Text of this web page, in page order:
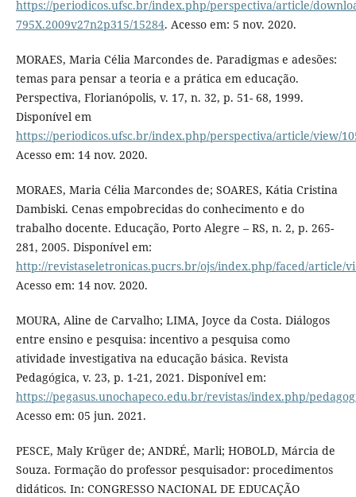
https://periodicos.ufsc.br/index.php/perspectiva/article/
795X.2009v27n2p315/15284. Acesso em: 5 nov. 2020.
MORAES, Maria Célia Marcondes de. Paradigmas e adesões:
temas para pensar a teoria e a prática em educação.
Perspectiva, Florianópolis, v. 17, n. 32, p. 51- 68, 1999.
Disponível em
https://periodicos.ufsc.br/index.php/perspectiva/article/view/
Acesso em: 14 nov. 2020.
MORAES, Maria Célia Marcondes de; SOARES, Kátia Cristina
Dambiski. Cenas empobrecidas do conhecimento e do
trabalho docente. Educação, Porto Alegre – RS, n. 2, p. 265-
281, 2005. Disponível em:
http://revistaseletronicas.pucrs.br/ojs/index.php/faced/article/
Acesso em: 14 nov. 2020.
MOURA, Aline de Carvalho; LIMA, Joyce da Costa. Diálogos
entre ensino e pesquisa: incentivo a pesquisa como
atividade investigativa na educação básica. Revista
Pedagógica, v. 23, p. 1-21, 2021. Disponível em:
https://pegasus.unochapeco.edu.br/revistas/index.php/
Acesso em: 05 jun. 2021.
PESCE, Maly Krüger de; ANDRÉ, Marli; HOBOLD, Márcia de
Souza. Formação do professor pesquisador: procedimentos
didáticos. In: CONGRESSO NACIONAL DE EDUCAÇÃO